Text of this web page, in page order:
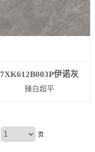
7XK612B003P伊诺灰
臻白超平
页